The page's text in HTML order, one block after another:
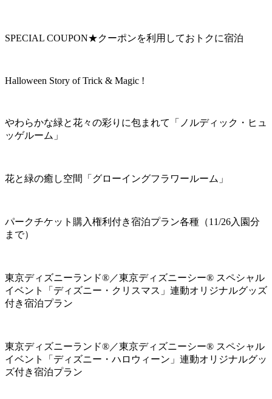
SPECIAL COUPON★クーポンを利用しておトクに宿泊
Halloween Story of Trick & Magic !
やわらかな緑と花々の彩りに包まれて「ノルディック・ヒュ
ッゲルーム」
花と緑の癒し空間「グローイングフラワールーム」
パークチケット購入権利付き宿泊プラン各種（11/26入園分
まで）
東京ディズニーランド®／東京ディズニーシー® スペシャル
イベント「ディズニー・クリスマス」連動オリジナルグッズ
付き宿泊プラン
東京ディズニーランド®／東京ディズニーシー® スペシャル
イベント「ディズニー・ハロウィーン」連動オリジナルグッ
ズ付き宿泊プラン